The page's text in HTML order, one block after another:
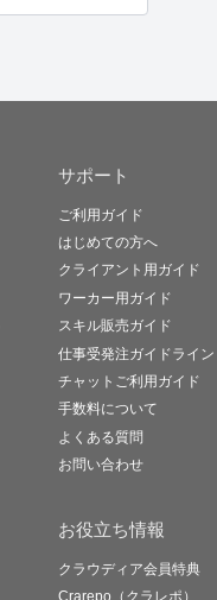
サポート
ご利用ガイド
はじめての方へ
クライアント用ガイド
ワーカー用ガイド
スキル販売ガイド
仕事受発注ガイドライン
チャットご利用ガイド
手数料について
よくある質問
お問い合わせ
お役立ち情報
クラウディア会員特典
Crarepo（クラレポ）